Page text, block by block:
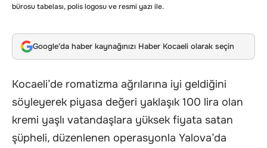
bürosu tabelası, polis logosu ve resmi yazı ile.
Google'da haber kaynağınızı Haber Kocaeli olarak seçin
Kocaeli’de romatizma ağrılarına iyi geldiğini
söyleyerek piyasa değeri yaklaşık 100 lira olan
kremi yaşlı vatandaşlara yüksek fiyata satan
şüpheli, düzenlenen operasyonla Yalova’da